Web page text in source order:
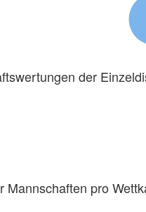
der
Mannschaften pro